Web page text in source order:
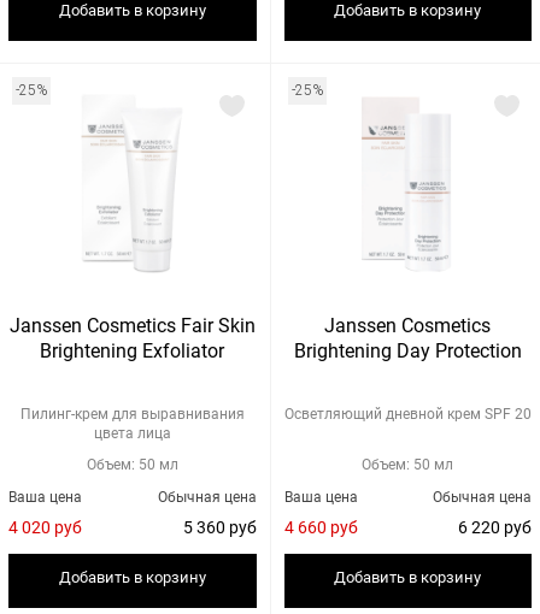
Добавить в корзину Добавить в корзину
-25%
Janssen Cosmetics Fair Skin
Brightening Exfoliator
Пилинг-крем для выравнивания
цвета лица
Объем: 50 мл
Обычная цена
5 360 руб
Ваша цена
4 020 руб
Добавить в корзину
-25%
Janssen Cosmetics
Brightening Day Protection
Осветляющий дневной крем SPF 20
Объем: 50 мл
Обычная цена
6 220 руб
Ваша цена
4 660 руб
Добавить в корзину